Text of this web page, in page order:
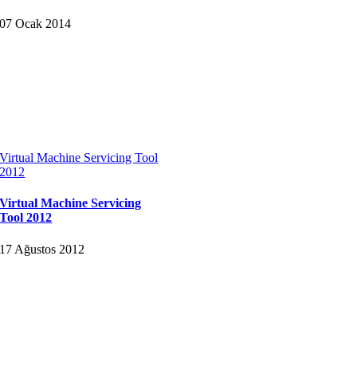
07 Ocak 2014
Virtual Machine Servicing Tool
2012
Virtual Machine Servicing
Tool 2012
17 Ağustos 2012